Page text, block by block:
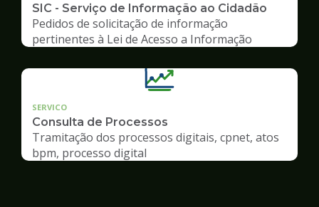
SIC - Serviço de Informação ao Cidadão
Pedidos de solicitação de informação
pertinentes à Lei de Acesso a Informação
SERVICO
Consulta de Processos
Tramitação dos processos digitais, cpnet, atos
bpm, processo digital